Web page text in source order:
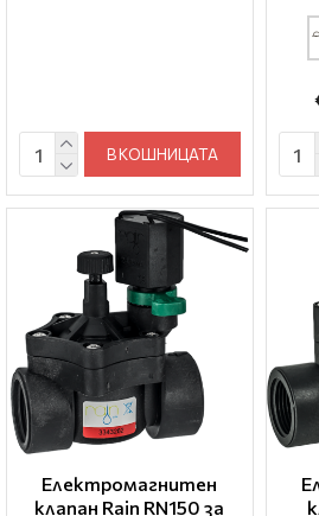
В КОШНИЦАТА
Електромагнитен
клапан Rain RN150 за